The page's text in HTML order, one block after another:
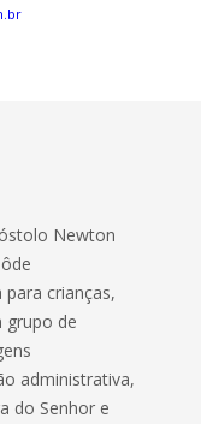
Newton
crianças,
grupo de
administrativa,
do Senhor e